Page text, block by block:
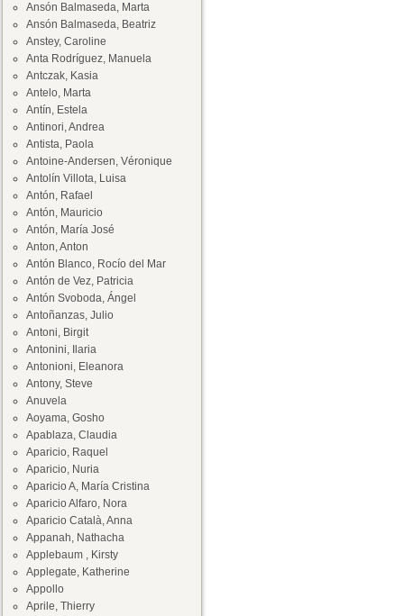
Ansón Balmaseda, Marta
Ansón Balmaseda, Beatriz
Anstey, Caroline
Anta Rodríguez, Manuela
Antczak, Kasia
Antelo, Marta
Antín, Estela
Antinori, Andrea
Antista, Paola
Antoine-Andersen, Véronique
Antolín Villota, Luisa
Antón, Rafael
Antón, Mauricio
Antón, María José
Anton, Anton
Antón Blanco, Rocío del Mar
Antón de Vez, Patricia
Antón Svoboda, Ángel
Antoñanzas, Julio
Antoni, Birgit
Antonini, Ilaria
Antonioni, Eleanora
Antony, Steve
Anuvela
Aoyama, Gosho
Apablaza, Claudia
Aparicio, Raquel
Aparicio, Nuria
Aparicio A, María Cristina
Aparicio Alfaro, Nora
Aparicio Català, Anna
Appanah, Nathacha
Applebaum , Kirsty
Applegate, Katherine
Appollo
Aprile, Thierry